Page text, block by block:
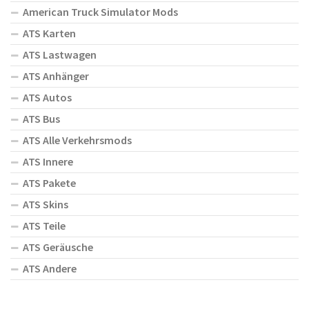
American Truck Simulator Mods
ATS Karten
ATS Lastwagen
ATS Anhänger
ATS Autos
ATS Bus
ATS Alle Verkehrsmods
ATS Innere
ATS Pakete
ATS Skins
ATS Teile
ATS Geräusche
ATS Andere